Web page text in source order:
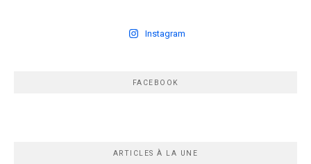
Instagram
FACEBOOK
ARTICLES À LA UNE